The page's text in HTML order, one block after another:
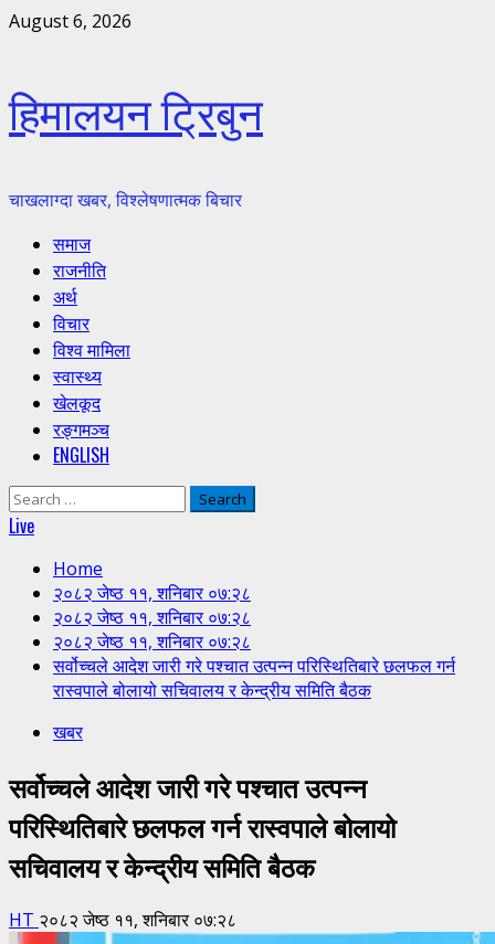
Skip
August 6, 2026
हिमालयन ट्रिबुन
चाखलाग्दा खबर, विश्लेषणात्मक बिचार
Primary
Menu
समाज
राजनीति
अर्थ
विचार
विश्व मामिला
स्वास्थ्य
खेलकूद
रङ्गमञ्च
ENGLISH
Search
for:
Live
Home
२०८२ जेष्ठ ११, शनिबार ०७:२८
२०८२ जेष्ठ ११, शनिबार ०७:२८
२०८२ जेष्ठ ११, शनिबार ०७:२८
सर्वोच्चले आदेश जारी गरे पश्चात उत्पन्न परिस्थितिबारे छलफल गर्न
रास्वपाले बोलायो सचिवालय र केन्द्रीय समिति बैठक
खबर
सर्वोच्चले आदेश जारी गरे पश्चात उत्पन्न
परिस्थितिबारे छलफल गर्न रास्वपाले बोलायो
सचिवालय र केन्द्रीय समिति बैठक
HT २०८२ जेष्ठ ११, शनिबार ०७:२८